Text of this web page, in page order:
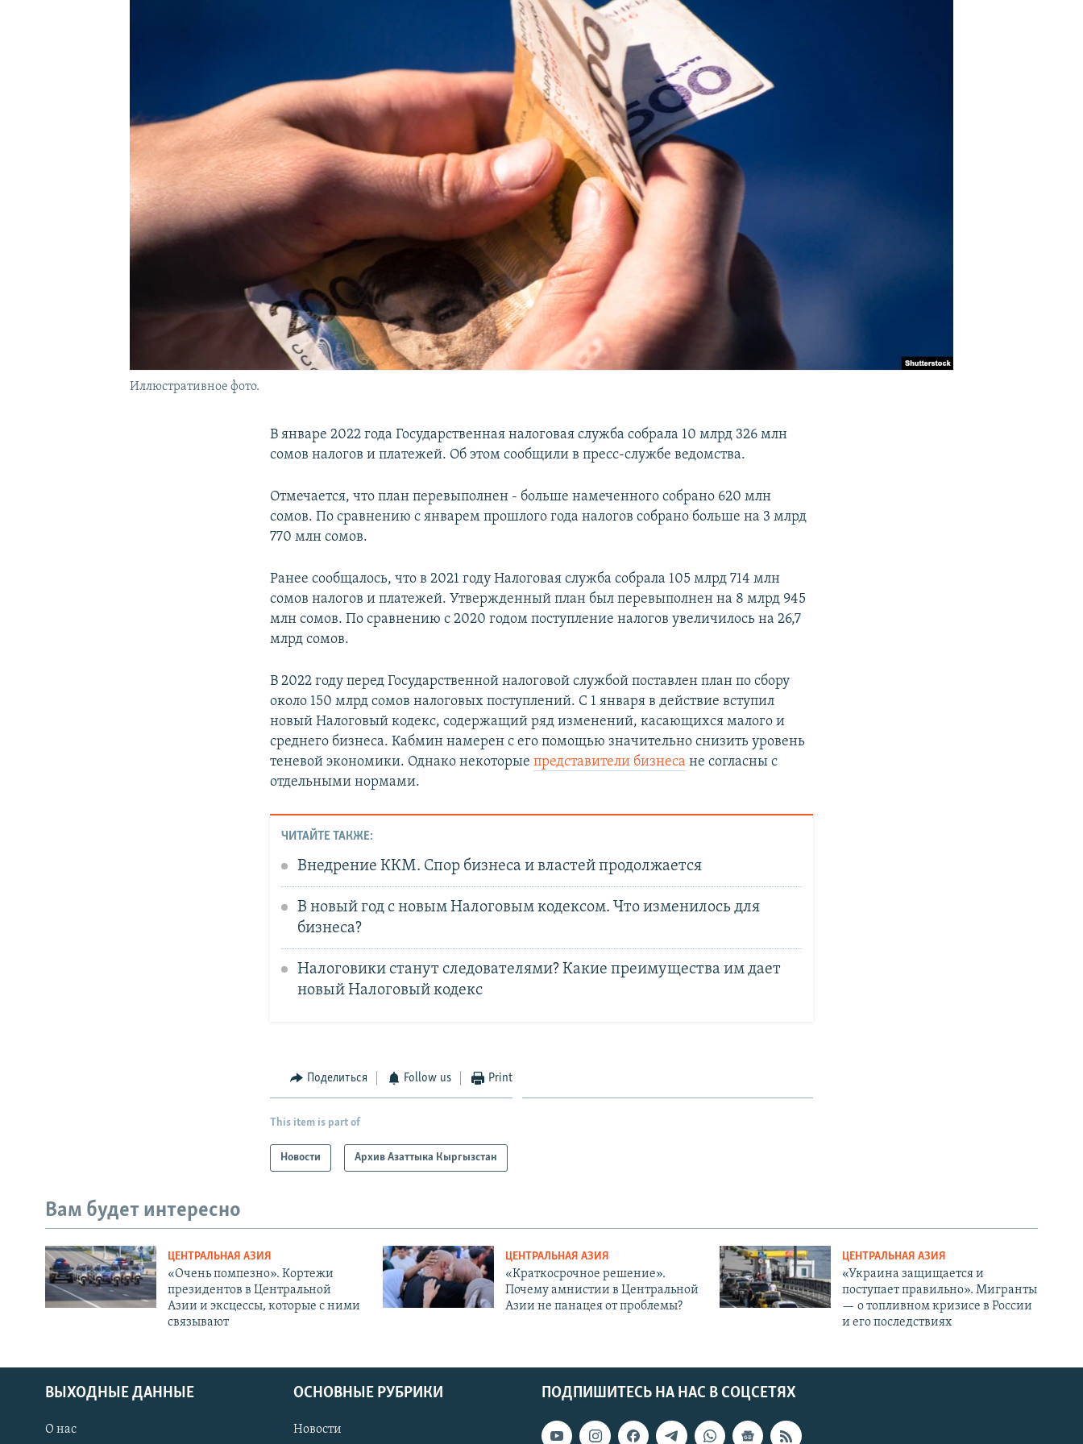
Иллюстративное фото.
В январе 2022 года Государственная налоговая служба собрала 10 млрд 326 млн
сомов налогов и платежей. Об этом сообщили в пресс-службе ведомства.
Отмечается, что план перевыполнен - больше намеченного собрано 620 млн
сомов. По сравнению с январем прошлого года налогов собрано больше на 3 млрд
770 млн сомов.
Ранее сообщалось, что в 2021 году Налоговая служба собрала 105 млрд 714 млн
сомов налогов и платежей. Утвержденный план был перевыполнен на 8 млрд 945
млн сомов. По сравнению с 2020 годом поступление налогов увеличилось на 26,7
млрд сомов.
В 2022 году перед Государственной налоговой службой поставлен план по сбору
около 150 млрд сомов налоговых поступлений. С 1 января в действие вступил
новый Налоговый кодекс, содержащий ряд изменений, касающихся малого и
среднего бизнеса. Кабмин намерен с его помощью значительно снизить уровень
теневой экономики. Однако некоторыепредставители бизнеса не согласны с
отдельными нормами.
ЧИТАЙТЕ ТАКЖЕ:
Внедрение ККМ. Спор бизнеса и властей продолжается
В новый год с новым Налоговым кодексом. Что изменилось для
бизнеса?
Налоговики станут следователями? Какие преимущества им дает
новый Налоговый кодекс
Поделиться Follow us Print
This item is part of
Новости Архив Азаттыка Кыргызстан
Вам будет интересно
ЦЕНТРАЛЬНАЯ АЗИЯ
«Очень помпезно». Кортежи
президентов в Центральной
Азии и эксцессы, которые с ними
связывают
ЦЕНТРАЛЬНАЯ АЗИЯ
«Краткосрочное решение».
Почему амнистии в Центральной
Азии не панацея от проблемы?
ЦЕНТРАЛЬНАЯ АЗИЯ
«Украина защищается и
поступает правильно». Мигранты
— о топливном кризисе в России
и его последствиях
ПОДПИШИТЕСЬ НА НАС В СОЦСЕТЯХ
ВЫХОДНЫЕ ДАННЫЕ
О нас
ОСНОВНЫЕ РУБРИКИ
Новости